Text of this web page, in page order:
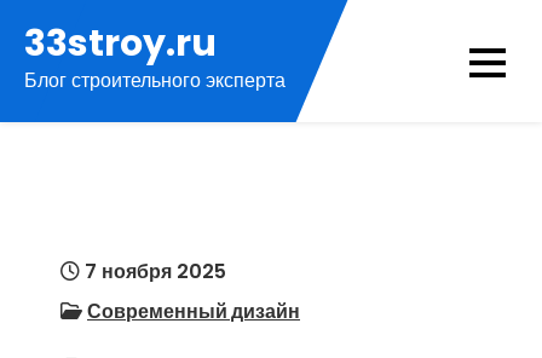
содержимому
33stroy.ru
Блог строительного эксперта
7 ноября 2025
Современный дизайн